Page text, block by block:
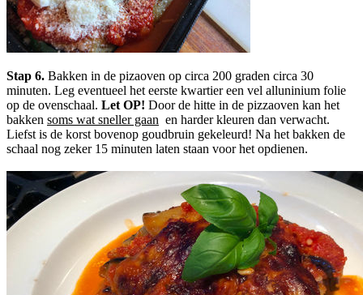
Stap 6. Bakken in de pizaoven op circa 200 graden circa 30
minuten. Leg eventueel het eerste kwartier een vel alluninium folie
op de ovenschaal. Let OP! Door de hitte in de pizzaoven kan het
bakken soms wat sneller gaan en harder kleuren dan verwacht.
Liefst is de korst bovenop goudbruin gekeleurd! Na het bakken de
schaal nog zeker 15 minuten laten staan voor het opdienen.